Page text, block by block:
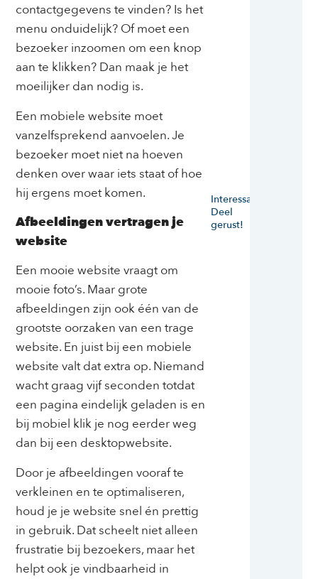
contactgegevens te vinden? Is het
menu onduidelijk? Of moet een
bezoeker inzoomen om een knop
aan te klikken? Dan maak je het
moeilijker dan nodig is.
Een mobiele website moet
vanzelfsprekend aanvoelen. Je
bezoeker moet niet na hoeven
denken over waar iets staat of hoe
hij ergens moet komen.
Afbeeldingen vertragen je
website
Een mooie website vraagt om
mooie foto’s. Maar grote
afbeeldingen zijn ook één van de
grootste oorzaken van een trage
website. En juist bij een mobiele
website valt dat extra op. Niemand
wacht graag vijf seconden totdat
een pagina eindelijk geladen is en
bij mobiel klik je nog eerder weg
dan bij een desktopwebsite.
Door je afbeeldingen vooraf te
verkleinen en te optimaliseren,
houd je je website snel én prettig
in gebruik. Dat scheelt niet alleen
frustratie bij bezoekers, maar het
helpt ook je vindbaarheid in
Interessant?
Deel
gerust!